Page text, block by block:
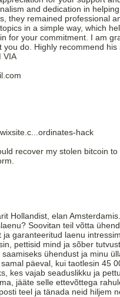
and dedication in
they remained professional
in a simple way, which
for your commitment. I am
do. Highly recommend
VIA
hack
recover my stolen bitcoin
Hollandist, elan
Soovitan teil võtta
garanteeritud laenu
pettisid mind ja sõber
ühendust ja minu
päeval, kui taotlesin 45
kes vajab seaduslikku ja
jääte selle ettevõttega
teel ja tänada neid hiljem